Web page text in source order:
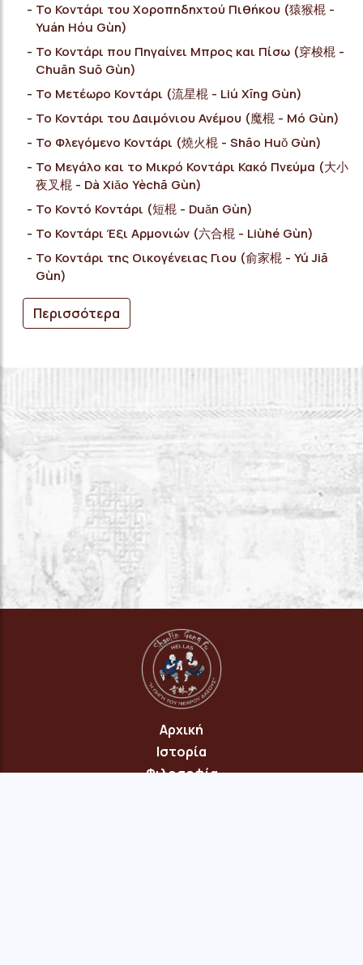
Το Κοντάρι του Χοροπηδηχτού Πιθήκου (猿猴棍 -
Yuán Hóu Gùn)
Το Κοντάρι που Πηγαίνει Μπρος και Πίσω (穿梭棍 -
Chuān Suō Gùn)
Το Μετέωρο Κοντάρι (流星棍 - Liú Xīng Gùn)
Το Κοντάρι του Δαιμόνιου Ανέμου (魔棍 - Mó Gùn)
Το Φλεγόμενο Κοντάρι (燒火棍 - Shāo Huǒ Gùn)
Το Μεγάλο και το Μικρό Κοντάρι Κακό Πνεύμα (大小
夜叉棍 - Dà Xiǎo Yèchā Gùn)
Το Κοντό Κοντάρι (短棍 - Duǎn Gùn)
Το Κοντάρι Έξι Αρμονιών (六合棍 - Liùhé Gùn)
Το Κοντάρι της Οικογένειας Γιου (俞家棍 - Yú Jiā
Gùn)
Περισσότερα
Αρχική
Ιστορία
Φιλοσοφία